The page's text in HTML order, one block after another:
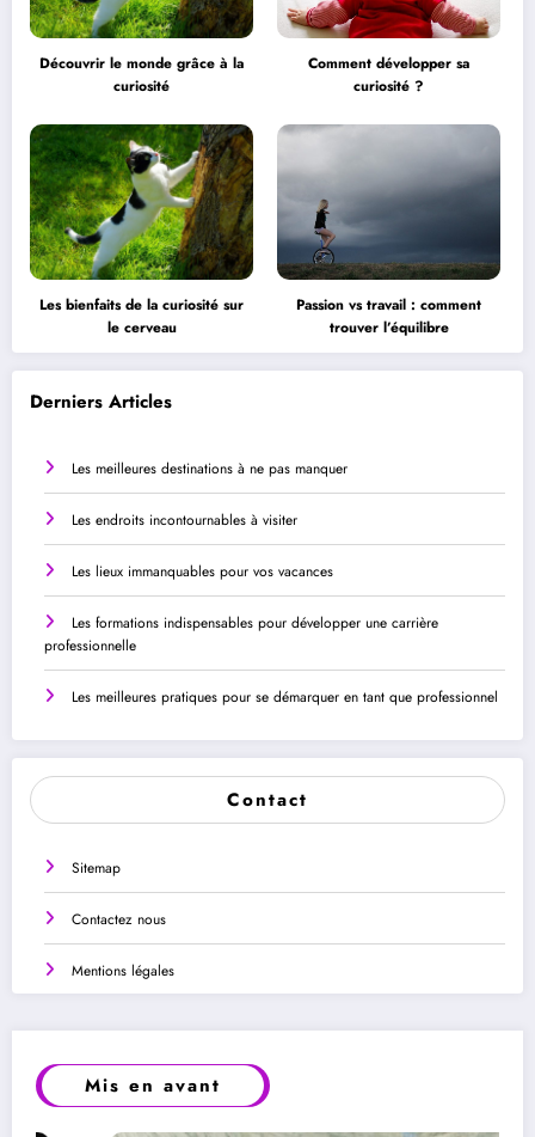
Découvrir le monde grâce à la
curiosité
Comment développer sa
curiosité ?
Les bienfaits de la curiosité sur
le cerveau
Passion vs travail : comment
trouver l’équilibre
Derniers Articles
Les meilleures destinations à ne pas manquer
Les endroits incontournables à visiter
Les lieux immanquables pour vos vacances
Les formations indispensables pour développer une carrière
professionnelle
Les meilleures pratiques pour se démarquer en tant que professionnel
Contact
Sitemap
Contactez nous
Mentions légales
Mis en avant